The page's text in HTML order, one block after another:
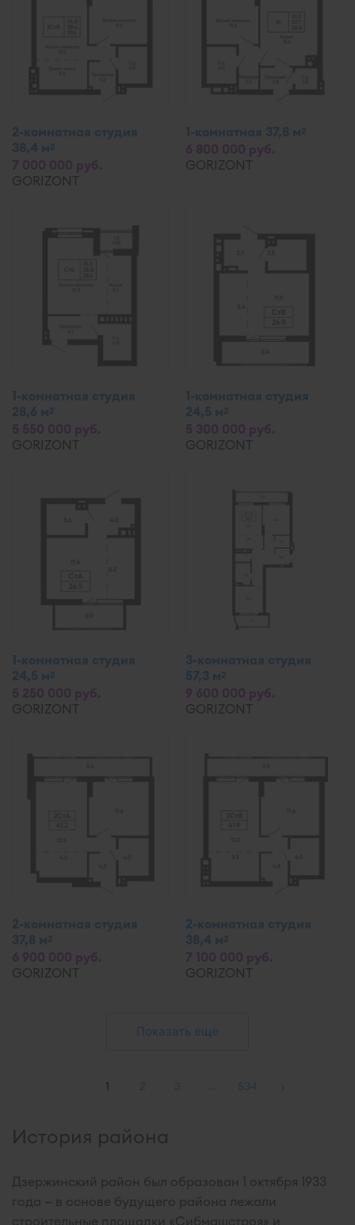
2-комнатная студия
38,4 м2
GORIZONT
1-комнатная 37,8 м2
GORIZONT
1-комнатная студия
28,6 м2
GORIZONT
1-комнатная студия
24,5 м2
GORIZONT
1-комнатная студия
24,5 м2
GORIZONT
3-комнатная студия
57,3 м2
GORIZONT
2-комнатная студия
37,8 м2
GORIZONT
2-комнатная студия
38,4 м2
GORIZONT
Показать еще
1 2 3 534 ›
История района
Дзержинский район был образован 1 октября 1933
года — в основе будущего района лежали
строительные площадки «Сибмашстроя» и